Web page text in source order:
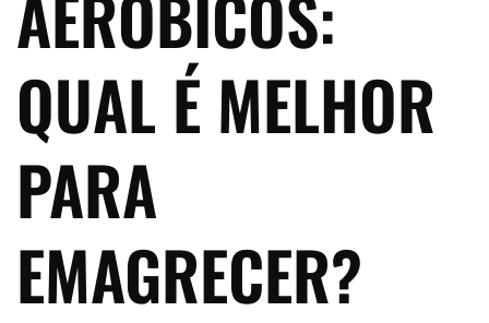
QUAL É MELHOR
PARA
EMAGRECER?